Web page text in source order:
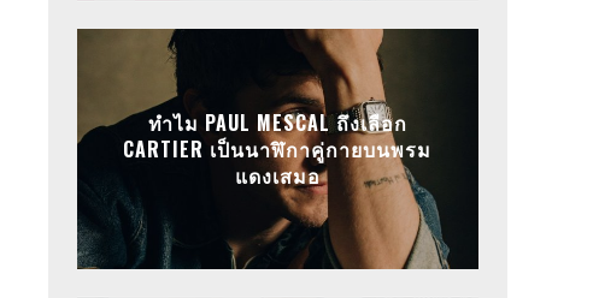
ทำไม PAUL MESCAL ถึงเลือก
CARTIER เป็นนาฬิกาคู่กายบนพรม
แดงเสมอ